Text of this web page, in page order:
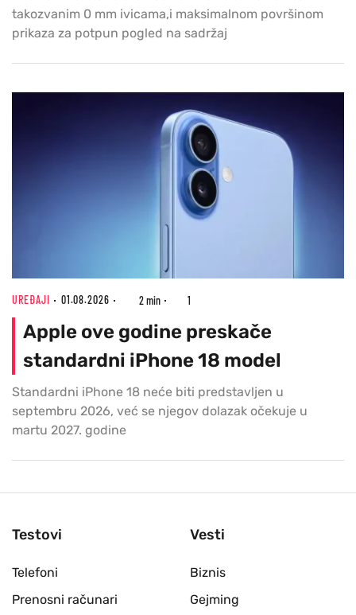
takozvanim 0 mm ivicama,i maksimalnom površinom
prikaza za potpun pogled na sadržaj
UREĐAJI 01.08.2026 2 min 1
Apple ove godine preskače
standardni iPhone 18 model
Standardni iPhone 18 neće biti predstavljen u
septembru 2026, već se njegov dolazak očekuje u
martu 2027. godine
Testovi
Telefoni
Prenosni računari
Vesti
Biznis
Gejming